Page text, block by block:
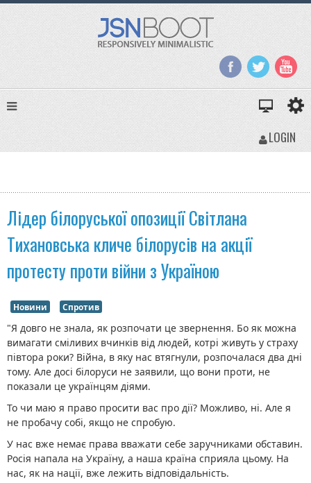
LOGIN
Лідер білоруської опозиції Світлана
Тихановська кличе білорусів на акції
протесту проти війни з Україною
Новини Спротив
"Я довго не знала, як розпочати це звернення. Бо як можна
вимагати сміливих вчинків від людей, котрі живуть у страху
півтора роки? Війна, в яку нас втягнули, розпочалася два дні
тому. Але досі білоруси не заявили, що вони проти, не
показали це українцям діями.
То чи маю я право просити вас про дії? Можливо, ні. Але я
не пробачу собі, якщо не спробую.
У нас вже немає права вважати себе заручниками обставин.
Росія напала на Україну, а наша країна сприяла цьому. На
нас, як на нації, вже лежить відповідальність.